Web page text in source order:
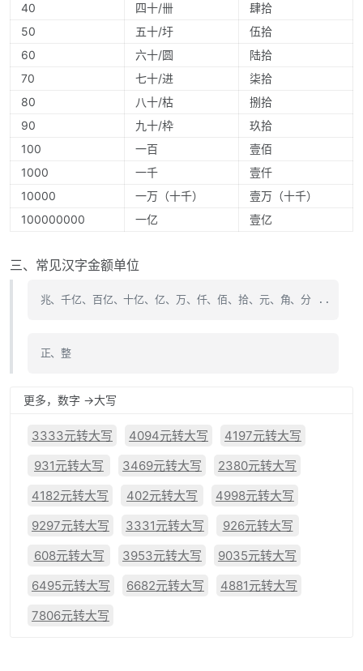
40
四十/卌
肆拾
50
五十/圩
伍拾
60
六十/圆
陆拾
70
七十/进
柒拾
80
八十/枯
捌拾
90
九十/枠
玖拾
100
一百
壹佰
1000
一千
壹仟
10000
一万（十千）
壹万（十千）
100000000
一亿 壹亿
三、常见汉字金额单位
兆、千亿、百亿、十亿、亿、万、仟、佰、拾、元、角、分 ..
正、整
更多，数字 ->大写
3333元转大写 4094元转大写
4197元转大写
931元转大写
3469元转大写
2380元转大写
4182元转大写
402元转大写
4998元转大写
9297元转大写
3331元转大写
926元转大写
608元转大写
3953元转大写
9035元转大写
6495元转大写
6682元转大写
4881元转大写
7806元转大写